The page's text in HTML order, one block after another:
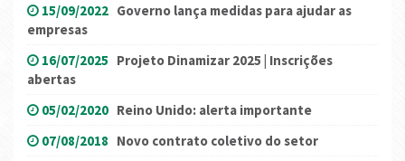
15/09/2022 Governo lança medidas para ajudar as
empresas
16/07/2025 Projeto Dinamizar 2025 | Inscrições
abertas
05/02/2020 Reino Unido: alerta importante
07/08/2018 Novo contrato coletivo do setor